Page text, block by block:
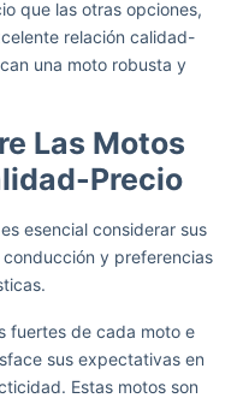
que las otras opciones,
relación calidad-
una moto robusta y
Las Motos
Precio
esencial considerar sus
y preferencias
fuertes de cada moto e
sus expectativas en
Estas motos son